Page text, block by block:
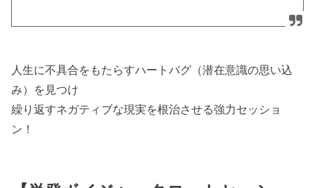
人生に不具合をもたらすハートバグ（潜在意識の思い込
み）を見つけ
繰り返すネガティブな現実を根治させる強力セッショ
ン！